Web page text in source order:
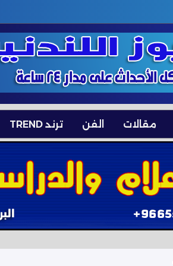
مقالات الفن ترند TREND